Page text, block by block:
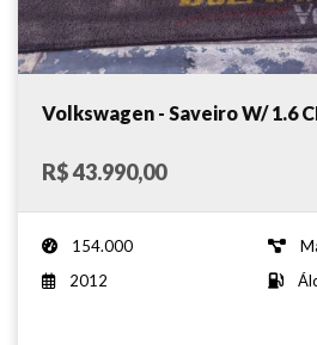
Volkswagen - Saveiro W/ 1.6
R$ 43.990,00
154.000
2012